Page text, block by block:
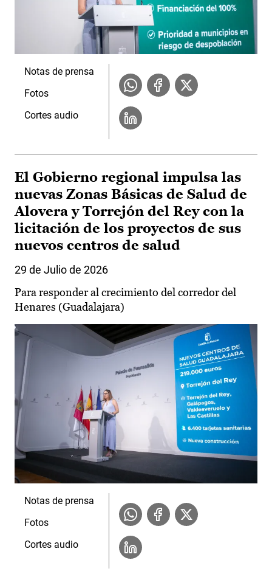
Notas de prensa
Fotos
Cortes audio
El Gobierno regional impulsa las
nuevas Zonas Básicas de Salud de
Alovera y Torrejón del Rey con la
licitación de los proyectos de sus
nuevos centros de salud
29 de Julio de 2026
Para responder al crecimiento del corredor del
Henares (Guadalajara)
Notas de prensa
Fotos
Cortes audio